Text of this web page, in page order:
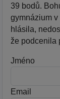
39 bodů.
gymnázium v
hlásila,
že podcenila
Jméno
Email